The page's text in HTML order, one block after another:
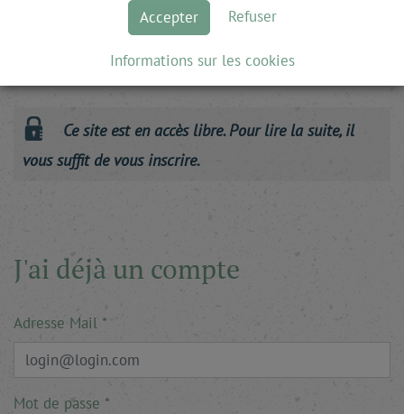
à la hauteur. Nous avons donc de nombreux défis à
relever à l’heure où tant de pays remettent en cause le
droit international. Le système de l’après-guerre froide,
celui des …
Ce site est en accès libre. Pour lire la suite, il
vous suffit de vous inscrire.
J'ai déjà un compte
Adresse Mail
Mot de passe
Accepter Refuser
Informations sur les cookies